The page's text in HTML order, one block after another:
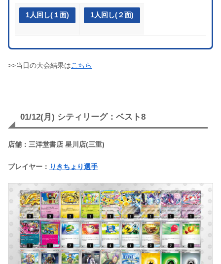
1人回し(１面) 1人回し(２面)
>>当日の大会結果はこちら
01/12(月) シティリーグ：ベスト8
店舗：三洋堂書店 星川店(三重)
プレイヤー： りきちょり選手